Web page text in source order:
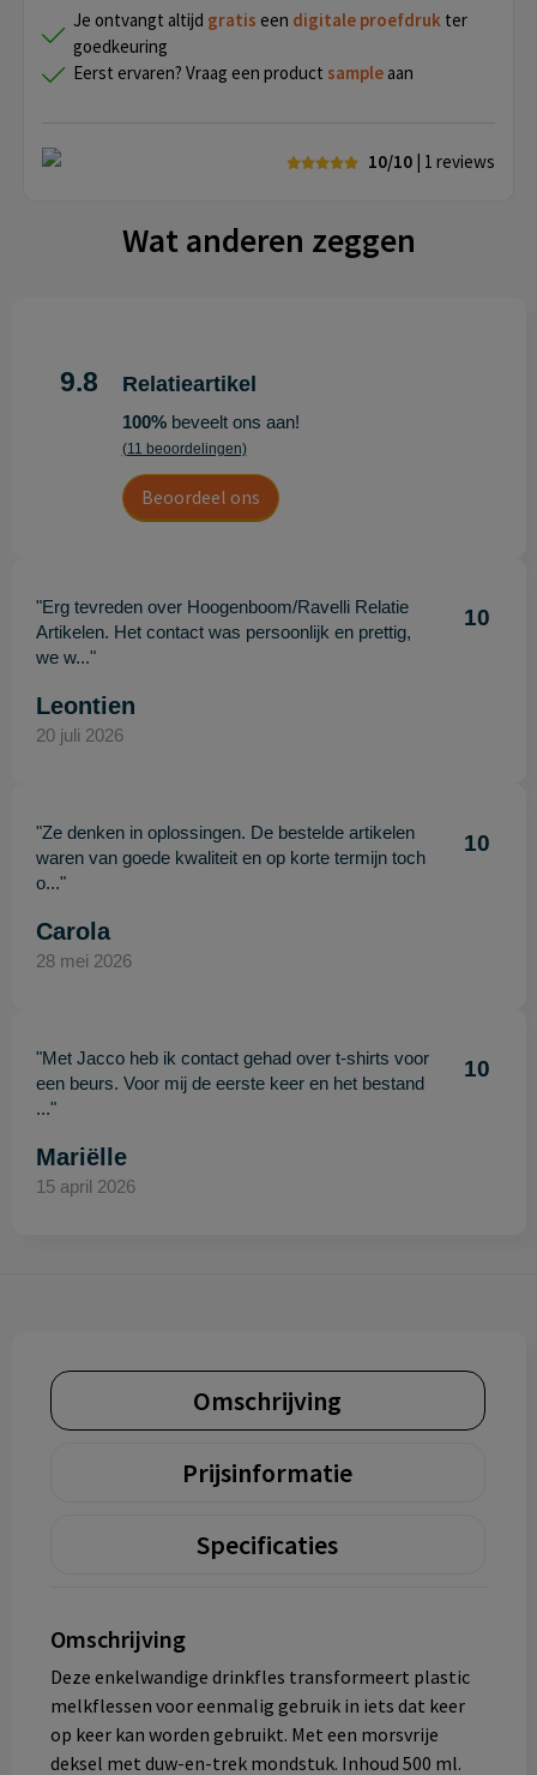
Je ontvangt altijd gratis een digitale proefdruk ter
goedkeuring
Eerst ervaren? Vraag een product sample aan
10/10 | 1 reviews
Wat anderen zeggen
9.8 Relatieartikel
100%beveelt ons aan!
(11 beoordelingen)
Beoordeel ons
"Erg tevreden over Hoogenboom/Ravelli Relatie
Artikelen. Het contact was persoonlijk en prettig,
we w..."
10
Leontien
20 juli 2026
"Ze denken in oplossingen. De bestelde artikelen
waren van goede kwaliteit en op korte termijn toch
o..."
10
Carola
28 mei 2026
"Met Jacco heb ik contact gehad over t-shirts voor
een beurs. Voor mij de eerste keer en het bestand
..."
10
Mariëlle
15 april 2026
Omschrijving
Prijsinformatie
Specificaties
Omschrijving
Deze enkelwandige drinkfles transformeert plastic
melkflessen voor eenmalig gebruik in iets dat keer
op keer kan worden gebruikt. Met een morsvrije
deksel met duw-en-trek mondstuk. Inhoud 500 ml.